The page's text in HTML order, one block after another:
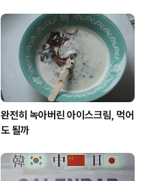
완전히 녹아버린 아이스크림, 먹어
도 될까